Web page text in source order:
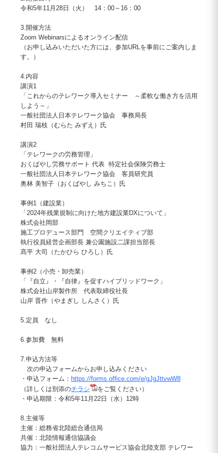
令和5年11月28日（火） 14：00～16：00
3.開催方法
Zoom Webinarsによるオンライン配信
（お申し込みいただいた方には、参加URLを事前にご案内しま
す。）
4.内容
講演1
「これからのテレワーク導入セミナー ～柔軟な働き方を活用
しよう～」
一般社団法人日本テレワーク協会 事務局長
村田 瑞枝（むらた みずえ）氏
講演2
「テレワークの労務管理」
おくばやし労務サポート 代表 特定社会保険労務士
一般社団法人日本テレワーク協会 客員研究員
奥林 美智子（おくばやし みちこ）氏
事例1（建設業）
「2024年残業規制に向けた地方建設業DXについて」
株式会社岡部
施工プロデュース部門 空間クリエイティブ部
執行役員経営企画部長 兼公園施設二課担当部長
髙平 大司（たかひら ひろし）氏
事例2（小売・卸売業）
「『自立』・『自律』を促すハイブリッドワーク」
株式会社山岸製作所 代表取締役社長
山岸 晋作（やまぎし しんさく）氏
5.定員 なし
6.参加費 無料
7.申込方法等
次の申込フォームからお申し込みください
・申込フォーム： https://forms.office.com/e/gJgJttvwW8
（詳しくは別添のチラシ
をご覧ください）
・申込期限：令和5年11月22日（水）12時
8.主催等
主催：総務省北陸総合通信局
共催：北陸情報通信協議会
協力：一般社団法人テレコムサービス協会北陸支部 テレワー